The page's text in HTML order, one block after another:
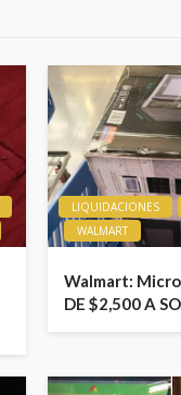
LIQUIDACIONES
WALMART
Walmart:
DE $2,500 A